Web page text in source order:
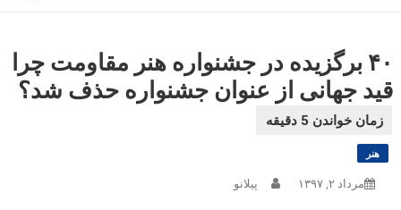
۴۰ برگزیده در جشنواره هنر مقاومت چرا
قید جهانی از عنوان جشنواره حذف شد؟
هنر
مرداد ۲, ۱۳۹۷ پیلانو